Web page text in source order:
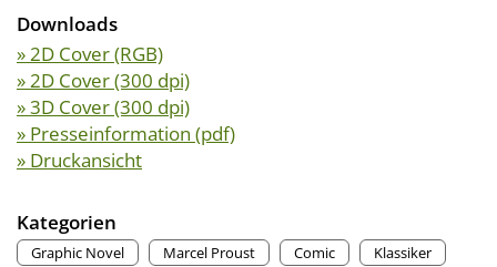
Downloads
» 2D Cover (RGB)
» 2D Cover (300 dpi)
» 3D Cover (300 dpi)
» Presseinformation (pdf)
» Druckansicht
Kategorien
Graphic Novel Marcel Proust Comic
Klassiker